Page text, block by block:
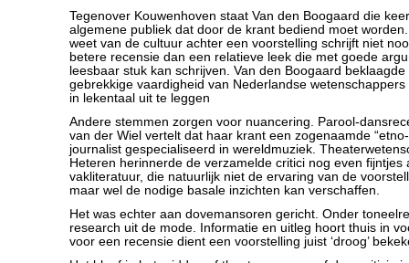
Tegenover Kouwenhoven staat Van den Boogaard die
algemene publiek dat door de krant bediend moet
weet van de cultuur achter een voorstelling schrijft niet
betere recensie dan een relatieve leek die met goede
leesbaar stuk kan schrijven. Van den Boogaard
gebrekkige vaardigheid van Nederlandse
in lekentaal uit te leggen
Andere stemmen zorgen voor nuancering. Parool-
van der Wiel vertelt dat haar krant een zogenaamde
journalist gespecialiseerd in wereldmuziek.
Heteren herinnerde de verzamelde critici nog even fijntjes
vakliteratuur, die natuurlijk niet de ervaring van de
maar wel de nodige basale inzichten kan verschaffen.
Het was echter aan dovemansoren gericht. Onder
research uit de mode. Informatie en uitleg hoort thuis in
voor een recensie dient een voorstelling juist ‘droog’